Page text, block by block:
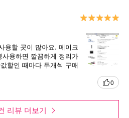
용할 곳이 많아요. 메이크
할인 때마다 두개씩 구매
0
리뷰 더보기